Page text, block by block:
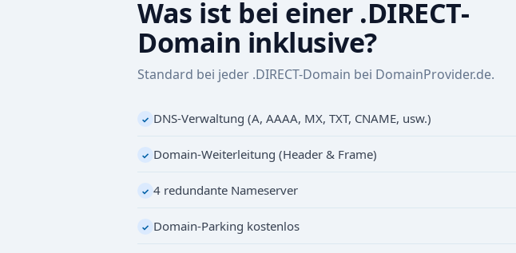
Was ist bei einer .DIRECT-
Domain inklusive?
Standard bei jeder .DIRECT-Domain bei DomainProvider.de.
✓ DNS-Verwaltung (A, AAAA, MX, TXT, CNAME, usw.)
✓ Domain-Weiterleitung (Header & Frame)
✓ 4 redundante Nameserver
✓ Domain-Parking kostenlos